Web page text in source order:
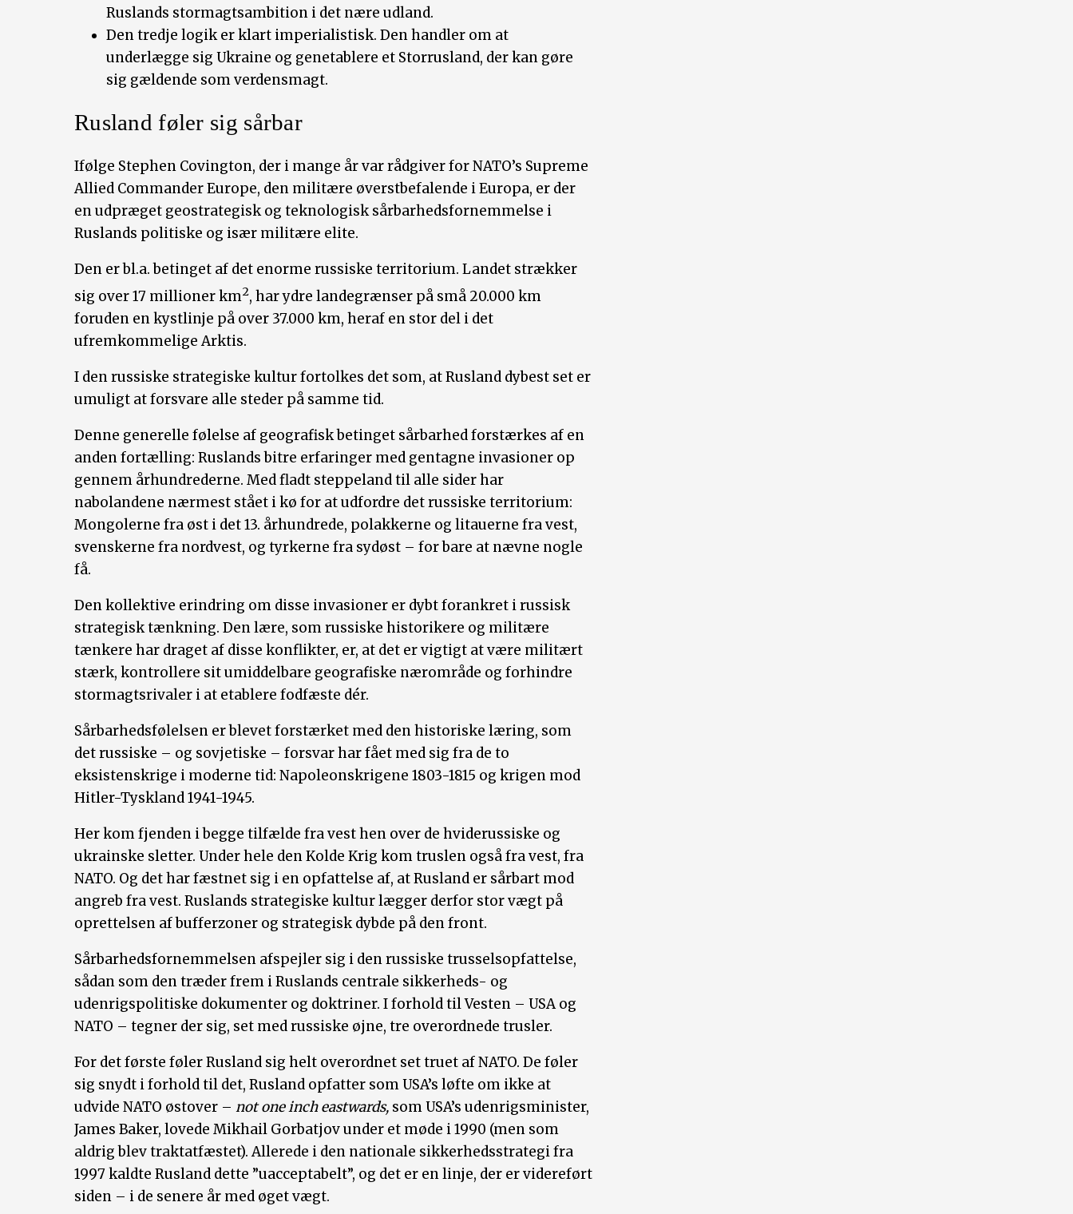
Ruslands stormagtsambition i det nære udland.
Den tredje logik er klart imperialistisk. Den handler om at
underlægge sig Ukraine og genetablere et Storrusland, der kan gøre
sig gældende som verdensmagt.
Rusland føler sig sårbar
Ifølge Stephen Covington, der i mange år var rådgiver for NATO’s Supreme
Allied Commander Europe, den militære øverstbefalende i Europa, er der
en udpræget geostrategisk og teknologisk sårbarhedsfornemmelse i
Ruslands politiske og især militære elite.
Den er bl.a. betinget af det enorme russiske territorium. Landet strækker
sig over 17 millioner km2, har ydre landegrænser på små 20.000 km
foruden en kystlinje på over 37.000 km, heraf en stor del i det
ufremkommelige Arktis.
I den russiske strategiske kultur fortolkes det som, at Rusland dybest set er
umuligt at forsvare alle steder på samme tid.
Denne generelle følelse af geografisk betinget sårbarhed forstærkes af en
anden fortælling: Ruslands bitre erfaringer med gentagne invasioner op
gennem århundrederne. Med fladt steppeland til alle sider har
nabolandene nærmest stået i kø for at udfordre det russiske territorium:
Mongolerne fra øst i det 13. århundrede, polakkerne og litauerne fra vest,
svenskerne fra nordvest, og tyrkerne fra sydøst – for bare at nævne nogle
få.
Den kollektive erindring om disse invasioner er dybt forankret i russisk
strategisk tænkning. Den lære, som russiske historikere og militære
tænkere har draget af disse konflikter, er, at det er vigtigt at være militært
stærk, kontrollere sit umiddelbare geografiske nærområde og forhindre
stormagtsrivaler i at etablere fodfæste dér.
Sårbarhedsfølelsen er blevet forstærket med den historiske læring, som
det russiske – og sovjetiske – forsvar har fået med sig fra de to
eksistenskrige i moderne tid: Napoleonskrigene 1803-1815 og krigen mod
Hitler-Tyskland 1941-1945.
Her kom fjenden i begge tilfælde fra vest hen over de hviderussiske og
ukrainske sletter. Under hele den Kolde Krig kom truslen også fra vest, fra
NATO. Og det har fæstnet sig i en opfattelse af, at Rusland er sårbart mod
angreb fra vest. Ruslands strategiske kultur lægger derfor stor vægt på
oprettelsen af bufferzoner og strategisk dybde på den front.
Sårbarhedsfornemmelsen afspejler sig i den russiske trusselsopfattelse,
sådan som den træder frem i Ruslands centrale sikkerheds- og
udenrigspolitiske dokumenter og doktriner. I forhold til Vesten – USA og
NATO – tegner der sig, set med russiske øjne, tre overordnede trusler.
For det første føler Rusland sig helt overordnet set truet af NATO. De føler
sig snydt i forhold til det, Rusland opfatter som USA’s løfte om ikke at
udvide NATO østover – not one inch eastwards, som USA’s udenrigsminister,
James Baker, lovede Mikhail Gorbatjov under et møde i 1990 (men som
aldrig blev traktatfæstet). Allerede i den nationale sikkerhedsstrategi fra
1997 kaldte Rusland dette ”uacceptabelt”, og det er en linje, der er videreført
siden – i de senere år med øget vægt.